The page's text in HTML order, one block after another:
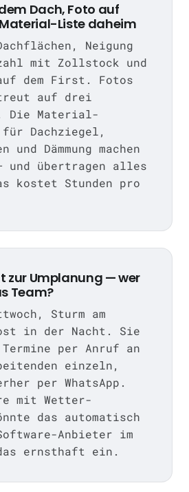
Dach, Foto auf
Liste daheim
Neigung
mit Zollstock und
dem First. Fotos
auf drei
Die Material-
Dachziegel,
und Dämmung machen
und übertragen alles
kostet Stunden pro
zur Umplanung — wer
Team?
Sturm am
in der Nacht. Sie
per Anruf an
einzeln,
per WhatsApp.
mit Wetter-
das automatisch
Anbieter im
ernsthaft ein.